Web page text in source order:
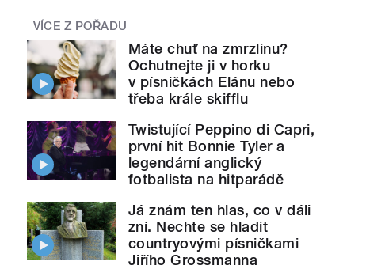
VÍCE Z POŘADU
Máte chuť na zmrzlinu?
Ochutnejte ji v horku
v písničkách Elánu nebo
třeba krále skifflu
Twistující Peppino di Capri,
první hit Bonnie Tyler a
legendární anglický
fotbalista na hitparádě
Já znám ten hlas, co v dáli
zní. Nechte se hladit
countryovými písničkami
Jiřího Grossmanna